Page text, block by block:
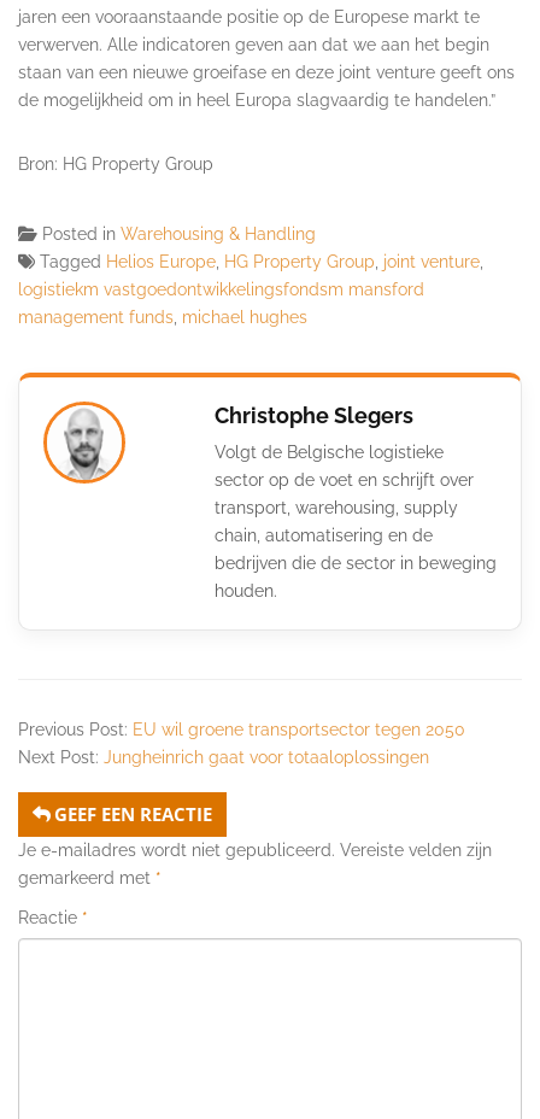
jaren een vooraanstaande positie op de Europese markt te
verwerven. Alle indicatoren geven aan dat we aan het begin
staan van een nieuwe groeifase en deze joint venture geeft ons
de mogelijkheid om in heel Europa slagvaardig te handelen.”
Bron: HG Property Group
Posted in Warehousing & Handling
Tagged Helios Europe HG Property Group joint venture
logistiekm vastgoedontwikkelingsfondsm mansford
management funds michael hughes
Christophe Slegers
Volgt de Belgische logistieke
sector op de voet en schrijft over
transport, warehousing, supply
chain, automatisering en de
bedrijven die de sector in beweging
houden.
Previous Post: EU wil groene transportsector tegen 2050
Next Post: Jungheinrich gaat voor totaaloplossingen
GEEF EEN REACTIE
Je e-mailadres wordt niet gepubliceerd. Vereiste velden zijn
gemarkeerd met *
Reactie *